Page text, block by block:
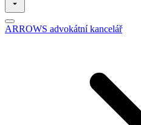
ARROWS advokátní kancelář